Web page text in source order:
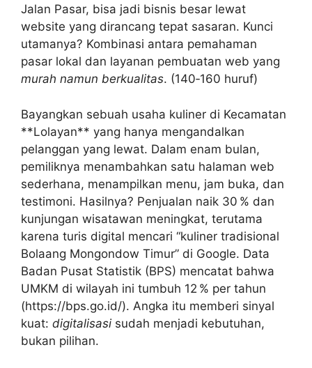
Jalan Pasar, bisa jadi bisnis besar lewat
website yang dirancang tepat sasaran. Kunci
utamanya? Kombinasi antara pemahaman
pasar lokal dan layanan pembuatan web yang
murah namun berkualitas. (140‑160 huruf)
Bayangkan sebuah usaha kuliner di Kecamatan
**Lolayan** yang hanya mengandalkan
pelanggan yang lewat. Dalam enam bulan,
pemiliknya menambahkan satu halaman web
sederhana, menampilkan menu, jam buka, dan
testimoni. Hasilnya? Penjualan naik 30 % dan
kunjungan wisatawan meningkat, terutama
karena turis digital mencari “kuliner tradisional
Bolaang Mongondow Timur” di Google. Data
Badan Pusat Statistik (BPS) mencatat bahwa
UMKM di wilayah ini tumbuh 12 % per tahun
(https://bps.go.id/). Angka itu memberi sinyal
kuat: digitalisasi sudah menjadi kebutuhan,
bukan pilihan.